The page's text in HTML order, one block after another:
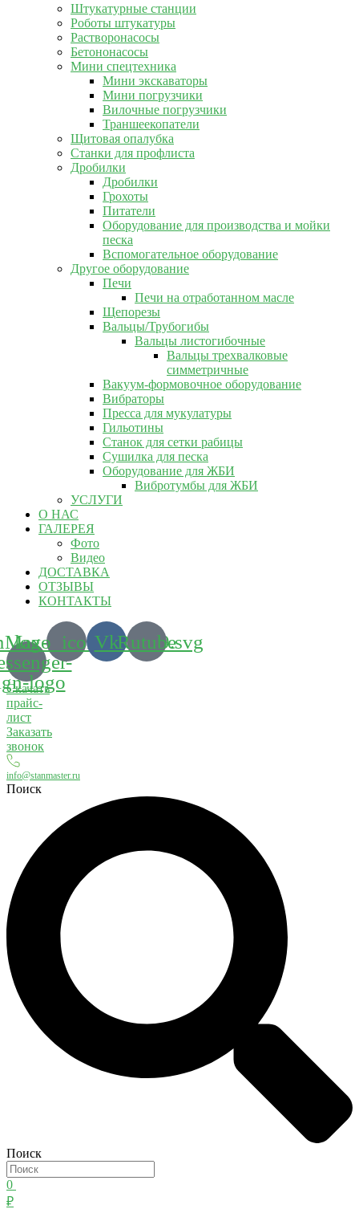
Штукатурные станции
Роботы штукатуры
Растворонасосы
Бетононасосы
Мини спецтехника
Мини экскаваторы
Мини погрузчики
Вилочные погрузчики
Траншеекопатели
Щитовая опалубка
Станки для профлиста
Дробилки
Дробилки
Грохоты
Питатели
Оборудование для производства и мойки
песка
Вспомогательное оборудование
Другое оборудование
Печи
Печи на отработанном масле
Щепорезы
Вальцы/Трубогибы
Вальцы листогибочные
Вальцы трехвалковые
симметричные
Вакуум-формовочное оборудование
Вибраторы
Пресса для мукулатуры
Гильотины
Станок для сетки рабицы
Сушилка для песка
Оборудование для ЖБИ
Вибротумбы для ЖБИ
УСЛУГИ
О НАС
ГАЛЕРЕЯ
Фото
Видео
ДОСТАВКА
ОТЗЫВЫ
КОНТАКТЫ
Max-
logo
VkRutube
Скачать
прайс-
лист
Заказать
звонок
info@stanmaster.ru
Поиск
Поиск
0
₽